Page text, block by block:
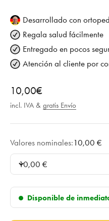
Desarrollado con
Regala salud fácilmente
Entregado en pocos
Atención al cliente por
Oferta
10,00€
incl. IVA & gratis Envío
Valores nominales:10,00 €
10,00 €
Disponible de